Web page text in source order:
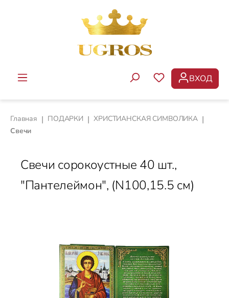
Перейти к основному содержанию
У ВАС ЕСТЬ
ВХОД
Главная | ПОДАРКИ | ХРИСТИАНСКАЯ СИМВОЛИКА |
Свечи
Свечи сорокоустные 40 шт.,
"Пантелеймон", (N100,15.5 cм)